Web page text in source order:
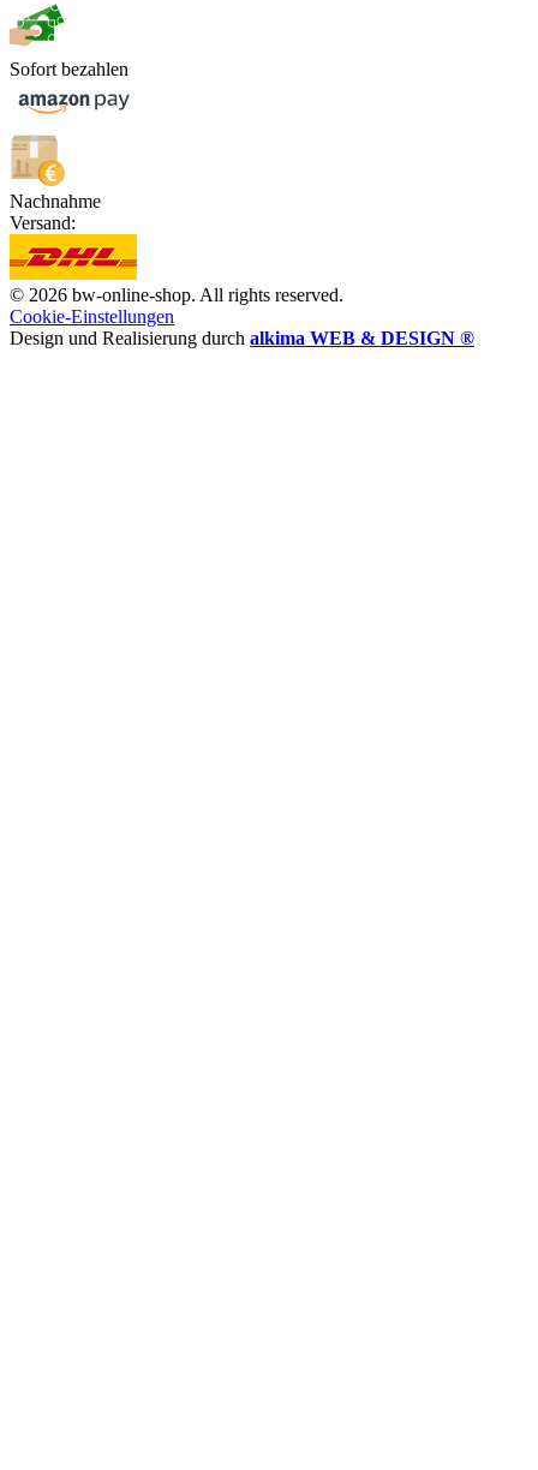
Sofort bezahlen
Nachnahme
Versand:
© 2026 bw-online-shop. All rights reserved.
Cookie-Einstellungen
Design und Realisierung durch alkima WEB & DESIGN ®